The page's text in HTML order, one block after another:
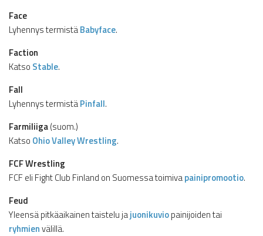
Face
Lyhennys termistäBabyface.
Faction
Katso Stable.
Fall
Lyhennys termistäPinfall.
Farmiliiga(suom.)
Katso Ohio Valley Wrestling.
FCF Wrestling
FCF eli Fight Club Finland on Suomessa toimivapainipromootio.
Feud
Yleensä pitkäaikainen taistelu jajuonikuviopainijoiden tai
ryhmienvälillä.